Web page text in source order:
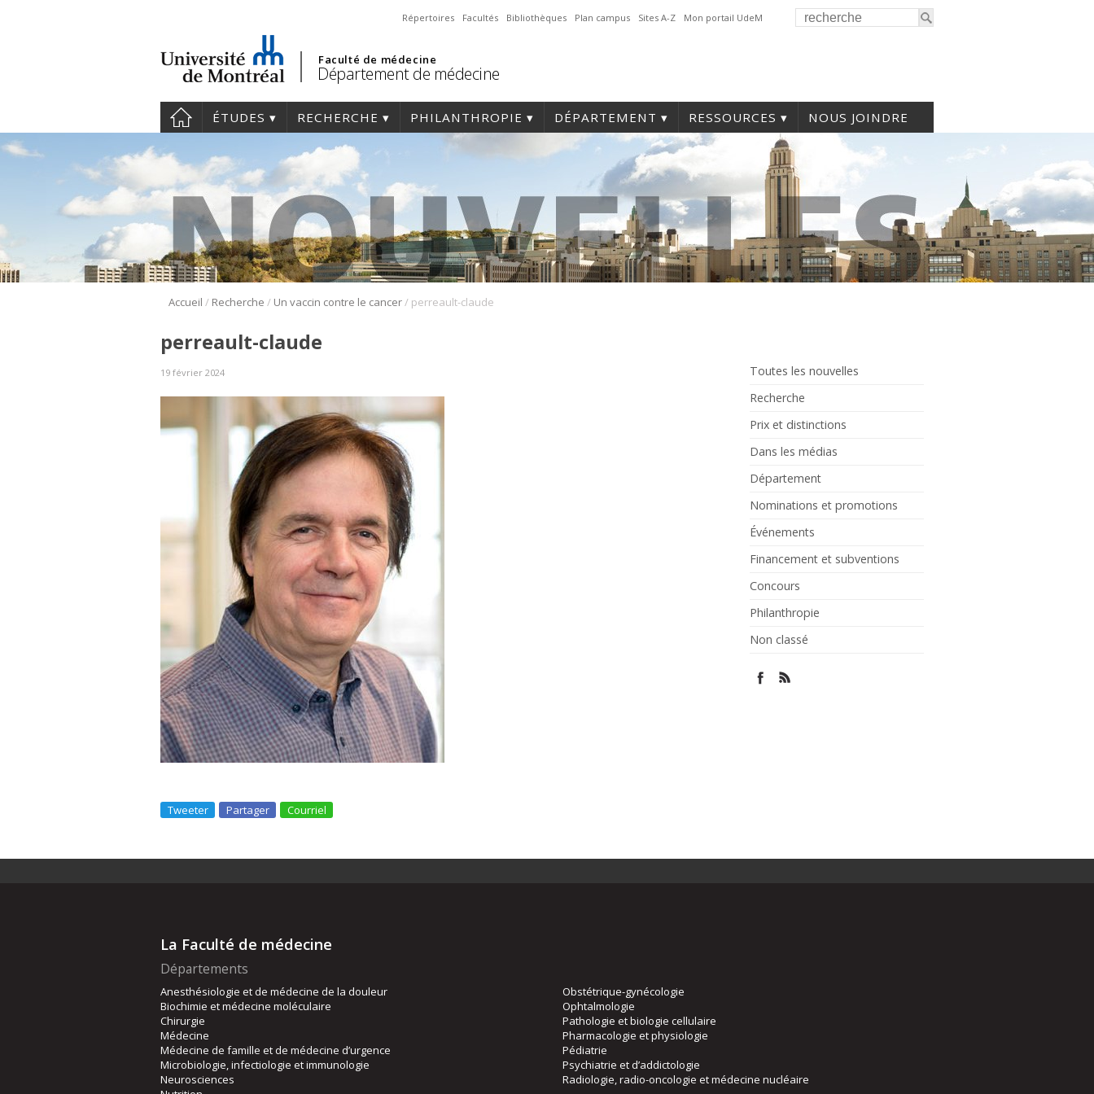
Répertoires Facultés Bibliothèques Plan campus Sites A-Z Mon portail UdeM
Faculté de médecine
Département de médecine
ÉTUDES RECHERCHE PHILANTHROPIE DÉPARTEMENT RESSOURCES NOUS JOINDRE
Accueil / Recherche / Un vaccin contre le cancer/ perreault-claude
Toutes les nouvelles
Recherche
Prix et distinctions
Dans les médias
Département
Nominations et promotions
Événements
Financement et subventions
Concours
Philanthropie
Non classé
perreault-claude
19 février 2024
Tweeter Partager Courriel
La Faculté de médecine
Départements
Anesthésiologie et de médecine de la douleur
Biochimie et médecine moléculaire
Chirurgie
Médecine
Médecine de famille et de médecine d’urgence
Microbiologie, infectiologie et immunologie
Neurosciences
Obstétrique-gynécologie
Ophtalmologie
Pathologie et biologie cellulaire
Pharmacologie et physiologie
Pédiatrie
Psychiatrie et d’addictologie
Radiologie, radio-oncologie et médecine nucléaire